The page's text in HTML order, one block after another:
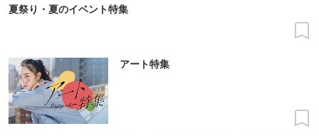
夏祭り・夏のイベント特集
アート特集